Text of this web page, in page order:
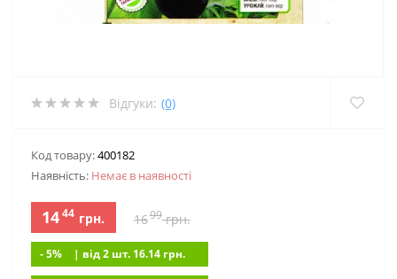
Відгуки: (0)
Код товару:400182
Наявність: Немає в наявностi
1444 грн. 1699грн.
- 5% | вiд 2 шт. 16.14 грн.